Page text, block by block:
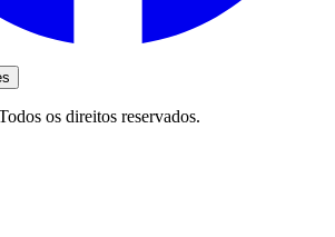
os direitos reservados.